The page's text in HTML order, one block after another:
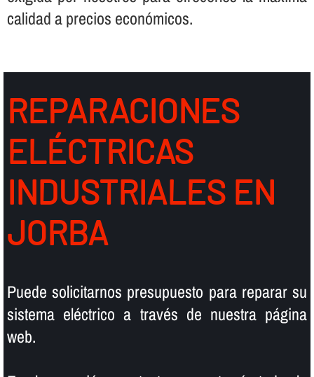
calidad a precios económicos.
REPARACIONES
ELÉCTRICAS
INDUSTRIALES EN
JORBA
Puede solicitarnos presupuesto para reparar su
sistema eléctrico a través de nuestra página
web.